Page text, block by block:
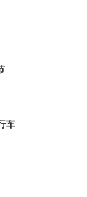
车